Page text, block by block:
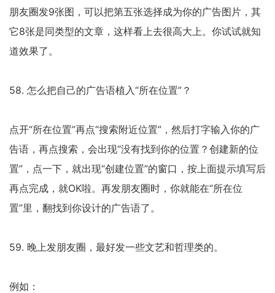
朋友圈发9张图，可以把第五张选择成为你的广告图片，其
它8张是同类型的文章，这样看上去很高大上。你试试就知
道效果了。
58. 怎么把自己的广告语植入“所在位置”？
点开“所在位置”再点“搜索附近位置”，然后打字输入你的广
告语，再点搜索，会出现“没有找到你的位置？创建新的位
置”，点一下，就出现“创建位置”的窗口，按上面提示填写后
再点完成，就OK啦。再发朋友圈时，你就能在“所在位
置”里，翻找到你设计的广告语了。
59. 晚上发朋友圈，最好发一些文艺和哲理类的。
例如：